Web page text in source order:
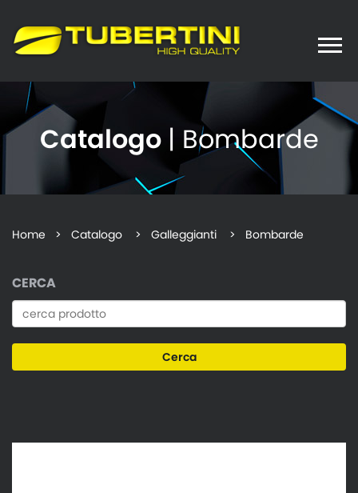
Toggle
Catalogo | Bombarde
Home > Catalogo > Galleggianti > Bombarde
CERCA